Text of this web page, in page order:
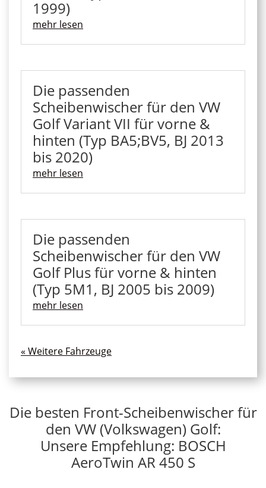
1999)
mehr lesen
Die passenden
Scheibenwischer für den VW
Golf Variant VII für vorne &
hinten (Typ BA5;BV5, BJ 2013
bis 2020)
mehr lesen
Die passenden
Scheibenwischer für den VW
Golf Plus für vorne & hinten
(Typ 5M1, BJ 2005 bis 2009)
mehr lesen
Die besten Front-Scheibenwischer für
den VW (Volkswagen) Golf:
Unsere Empfehlung: BOSCH
AeroTwin AR 450 S